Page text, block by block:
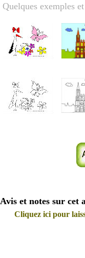
Quelques exemples
Avis et notes sur cet
Cliquez ici pour